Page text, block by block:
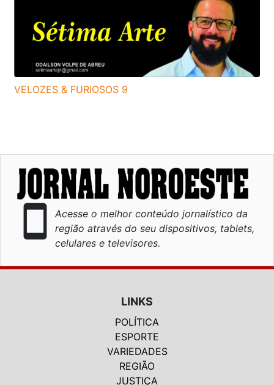
VELOZES & FURIOSOS 9
smartphone
Acesse o melhor conteúdo jornalístico da
região através do seu dispositivos, tablets,
celulares e televisores.
LINKS
POLÍTICA
ESPORTE
VARIEDADES
REGIÃO
JUSTIÇA